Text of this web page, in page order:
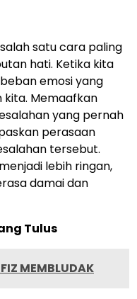
satu cara paling
hati. Ketika kita
emosi yang
kita. Memaafkan
yang pernah
perasaan
tersebut.
lebih ringan,
damai dan
Tulus
MEMBLUDAK